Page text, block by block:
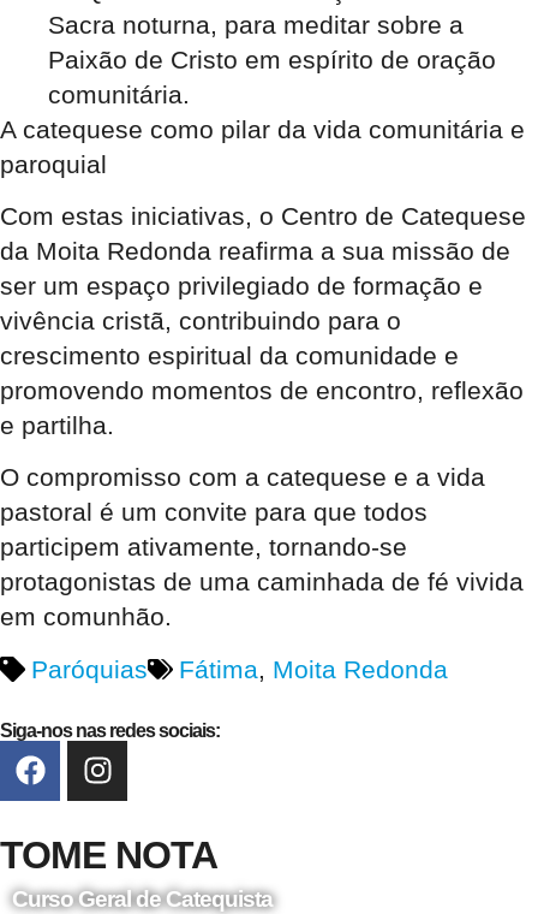
Sacra noturna, para meditar sobre a
Paixão de Cristo em espírito de oração
comunitária.
A catequese como pilar da vida comunitária e
paroquial
Com estas iniciativas, o Centro de Catequese
da Moita Redonda reafirma a sua missão de
ser um espaço privilegiado de formação e
vivência cristã, contribuindo para o
crescimento espiritual da comunidade e
promovendo momentos de encontro, reflexão
e partilha.
O compromisso com a catequese e a vida
pastoral é um convite para que todos
participem ativamente, tornando-se
protagonistas de uma caminhada de fé vivida
em comunhão.
Paróquias
Fátima, Moita Redonda
Siga-nos nas redes sociais:
TOME NOTA
Curso Geral de Catequista